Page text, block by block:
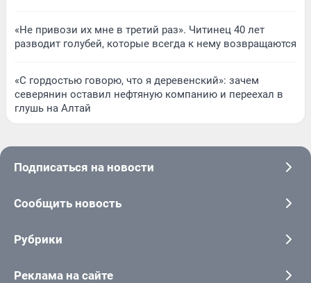
«Не привози их мне в третий раз». Читинец 40 лет
разводит голубей, которые всегда к нему возвращаются
«С гордостью говорю, что я деревенский»: зачем
северянин оставил нефтяную компанию и переехал в
глушь на Алтай
Подписаться на новости
Сообщить новость
Рубрики
Реклама на сайте